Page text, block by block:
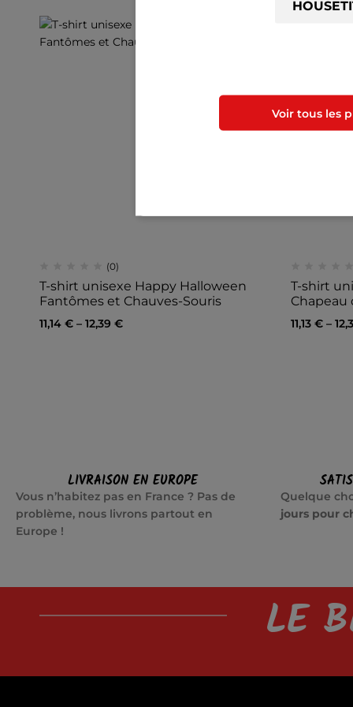
(0)
T-shirt unisexe Happy Halloween
Fantômes et Chauves-Souris
11,14 € – 12,39 €
T-shirt
Chapeau
11,13 €–
LIVRAISON EN EUROPE
Vous n’habitez pas en France ? Pas de
problème, nous livrons partout en
Europe !
Quelque
jours pour
LE
Voir tous les